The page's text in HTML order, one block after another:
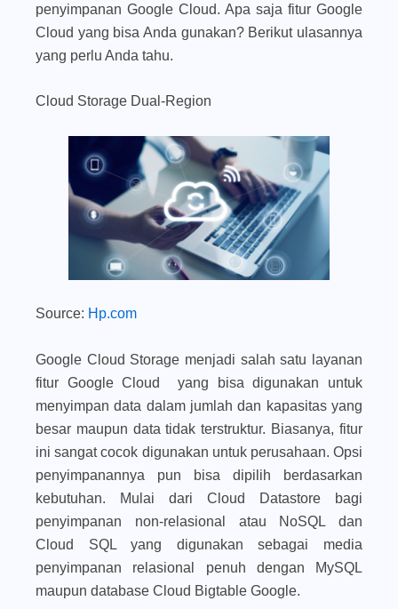
penyimpanan Google Cloud. Apa saja fitur Google
Cloud yang bisa Anda gunakan? Berikut ulasannya
yang perlu Anda tahu.
Cloud Storage Dual-Region
Source: Hp.com
Google Cloud Storage menjadi salah satu layanan
fitur Google Cloud yang bisa digunakan untuk
menyimpan data dalam jumlah dan kapasitas yang
besar maupun data tidak terstruktur. Biasanya, fitur
ini sangat cocok digunakan untuk perusahaan. Opsi
penyimpanannya pun bisa dipilih berdasarkan
kebutuhan. Mulai dari Cloud Datastore bagi
penyimpanan non-relasional atau NoSQL dan
Cloud SQL yang digunakan sebagai media
penyimpanan relasional penuh dengan MySQL
maupun database Cloud Bigtable Google.